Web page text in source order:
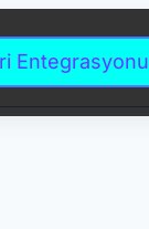
Entegrasyonu